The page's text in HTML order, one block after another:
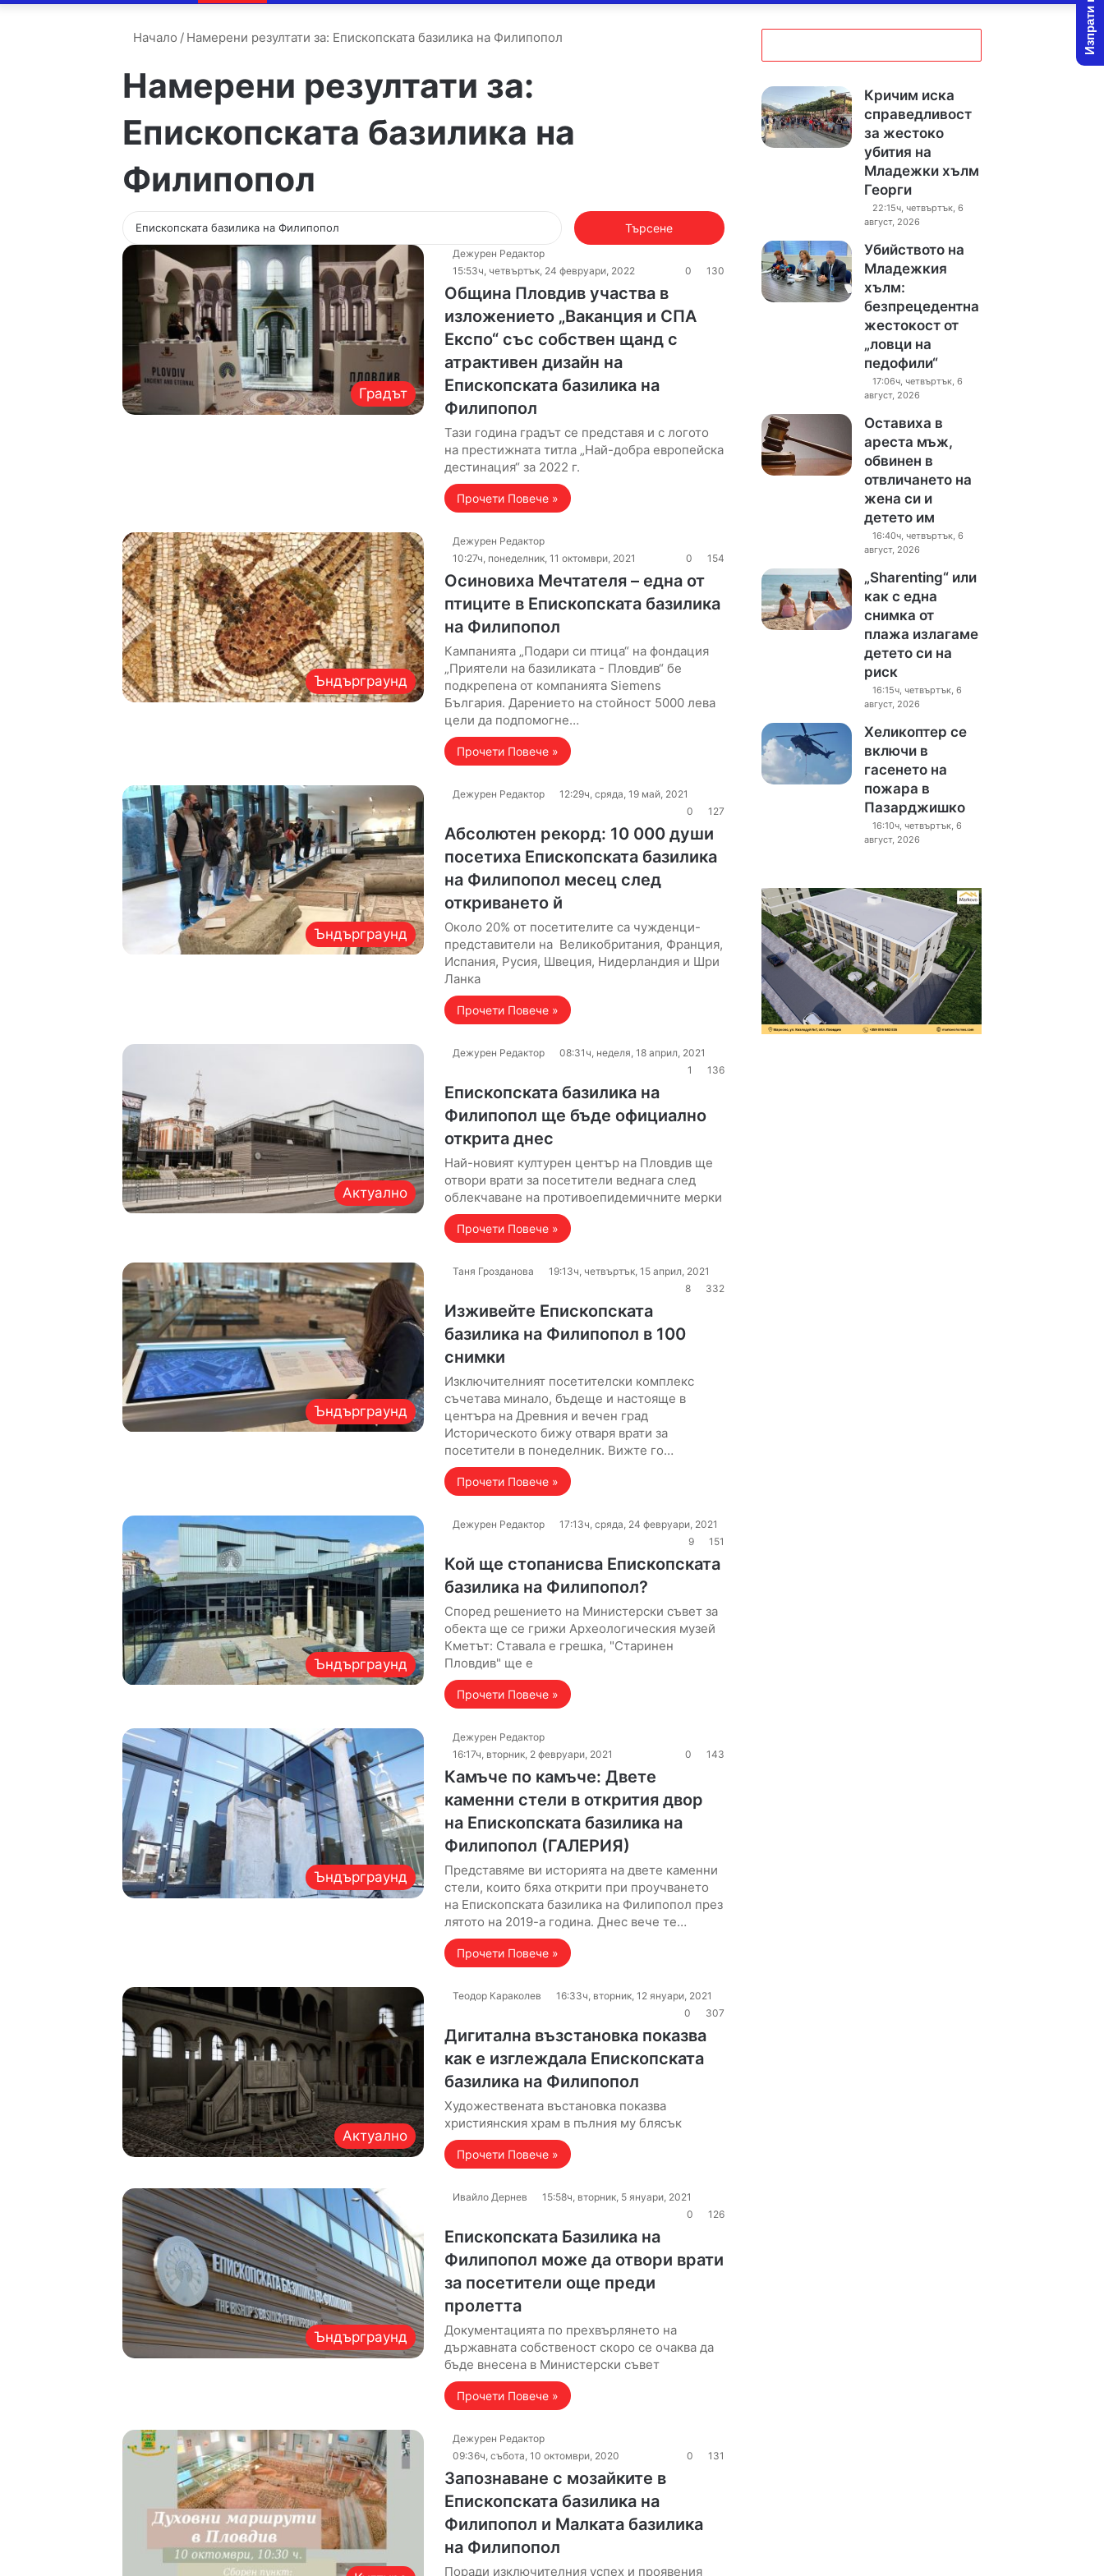
Начало / Намерени резултати за: Епископската базилика на Филипопол
Намерени резултати за:
Епископската базилика на
Филипопол
Търсене
за:
Градът
Дежурен Редактор
15:53ч, четвъртък, 24 февруари, 2022
0 130
Община Пловдив участва в
изложението „Ваканция и СПА
Експо“ със собствен щанд с
атрактивен дизайн на
Епископската базилика на
Филипопол
Тази година градът се представя и с логото
на престижната титла „Най-добра европейска
дестинация“ за 2022 г.
Прочети Повече »
Ъндърграунд
Дежурен Редактор
10:27ч, понеделник, 11 октомври, 2021
0 154
Осиновиха Мечтателя – една от
птиците в Епископската базилика
на Филипопол
Кампанията „Подари си птица“ на фондация
„Приятели на базиликата - Пловдив“ бе
подкрепена от компанията Siemens
България. Дарението на стойност 5000 лева
цели да подпомогне…
Прочети Повече »
Ъндърграунд
Дежурен Редактор
12:29ч, сряда, 19 май, 2021
0
127
Абсолютен рекорд: 10 000 души
посетиха Епископската базилика
на Филипопол месец след
откриването й
Около 20% от посетителите са чужденци-
представители на Великобритания, Франция,
Испания, Русия, Швеция, Нидерландия и Шри
Ланка
Прочети Повече »
Актуално
Дежурен Редактор
08:31ч, неделя, 18 април, 2021
1
136
Епископската базилика на
Филипопол ще бъде официално
открита днес
Най-новият културен център на Пловдив ще
отвори врати за посетители веднага след
облекчаване на противоепидемичните мерки
Прочети Повече »
Ъндърграунд
Таня Грозданова
19:13ч, четвъртък, 15 април, 2021
8
332
Изживейте Епископската
базилика на Филипопол в 100
снимки
Изключителният посетителски комплекс
съчетава минало, бъдеще и настояще в
центъра на Древния и вечен град
Историческото бижу отваря врати за
посетители в понеделник. Вижте го…
Прочети Повече »
Ъндърграунд
Дежурен Редактор
17:13ч, сряда, 24 февруари, 2021
9
151
Кой ще стопанисва Епископската
базилика на Филипопол?
Според решението на Министерски съвет за
обекта ще се грижи Археологическия музей
Кметът: Ставала е грешка, "Старинен
Пловдив" ще е
Прочети Повече »
Ъндърграунд
Дежурен Редактор
16:17ч, вторник, 2 февруари, 2021
0 143
Камъче по камъче: Двете
каменни стели в открития двор
на Епископската базилика на
Филипопол (ГАЛЕРИЯ)
Представяме ви историята на двете каменни
стели, които бяха открити при проучването
на Епископската базилика на Филипопол през
лятото на 2019-а година. Днес вече те…
Прочети Повече »
Актуално
Теодор Караколев
16:33ч, вторник, 12 януари, 2021
0
307
Дигитална възстановка показва
как е изглеждала Епископската
базилика на Филипопол
Художествената въстановка показва
християнския храм в пълния му блясък
Прочети Повече »
Ъндърграунд
Ивайло Дернев
15:58ч, вторник, 5 януари, 2021
0
126
Епископската Базилика на
Филипопол може да отвори врати
за посетители още преди
пролетта
Документацията по прехвърлянето на
държавната собственост скоро се очаква да
бъде внесена в Министерски съвет
Прочети Повече »
Дежурен Редактор
09:36ч, събота, 10 октомври, 2020
0 131
Запознаване с мозайките в
Епископската базилика на
Филипопол и Малката базилика
на Филипопол
Поради изключителния успех и проявения
Кричим иска
справедливост
за жестоко
убития на
Младежки хълм
Георги
22:15ч, четвъртък, 6
август, 2026
Убийството на
Младежкия
хълм:
безпрецедентна
жестокост от
„ловци на
педофили“
17:06ч, четвъртък, 6
август, 2026
Оставиха в
ареста мъж,
обвинен в
отвличането на
жена си и
детето им
16:40ч, четвъртък, 6
август, 2026
„Sharenting“ или
как с една
снимка от
плажа излагаме
детето си на
риск
16:15ч, четвъртък, 6
август, 2026
Хеликоптер се
включи в
гасенето на
пожара в
Пазарджишко
16:10ч, четвъртък, 6
август, 2026